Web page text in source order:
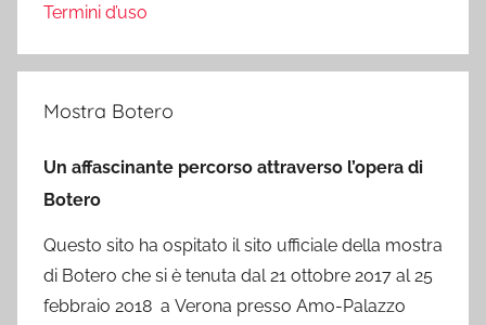
Termini d’uso
Mostra Botero
Un affascinante percorso attraverso l’opera di
Botero
Questo sito ha ospitato il sito ufficiale della mostra
di Botero che si è tenuta dal 21 ottobre 2017 al 25
febbraio 2018 a Verona presso Amo-Palazzo